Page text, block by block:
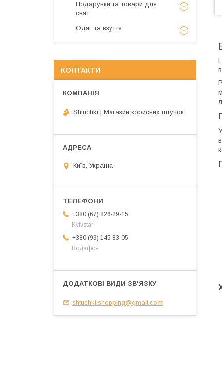
Подарунки та товари для
свят
Одяг та взуття
КОНТАКТИ
Shtuchki | Магазин корисних штучок
Київ, Україна
+380 (67) 826-29-15
Kyivstar
+380 (99) 145-83-05
Водафон
shtuchki.shopping@gmail.com